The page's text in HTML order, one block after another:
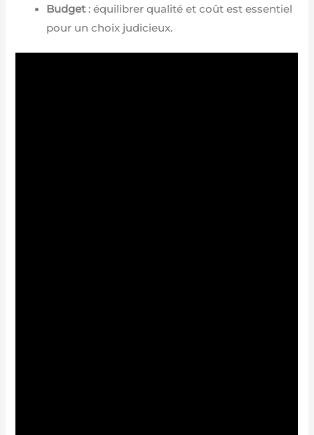
Budget : équilibrer qualité et coût est essentiel
pour un choix judicieux.